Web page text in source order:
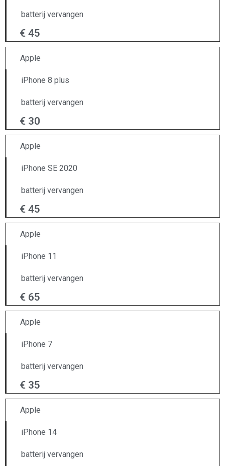
batterij vervangen
€ 45
Apple
iPhone 8 plus
batterij vervangen
€ 30
Apple
iPhone SE 2020
batterij vervangen
€ 45
Apple
iPhone 11
batterij vervangen
€ 65
Apple
iPhone 7
batterij vervangen
€ 35
Apple
iPhone 14
batterij vervangen